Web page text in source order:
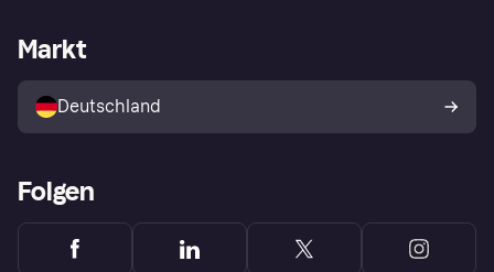
Klarna App
Shops entdecken
Käuferschutzrichtlinie
Dein Widerrufsrecht
Händlerportal
Markt
Deutschland
Folgen